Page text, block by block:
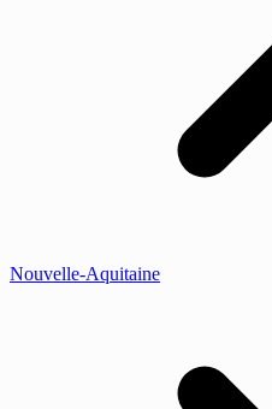
Nouvelle-Aquitaine